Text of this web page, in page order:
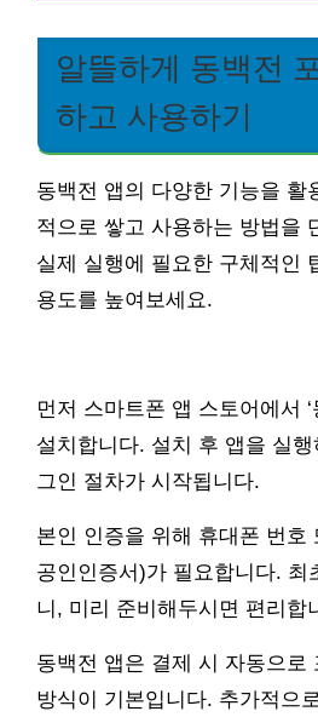
알뜰하게 동백전
하고 사용하기
동백전 앱의 다양한 기능을 활
적으로 쌓고 사용하는 방법을
실제 실행에 필요한 구체적인
용도를 높여보세요.
먼저 스마트폰 앱 스토어에서 ‘
설치합니다. 설치 후 앱을 실
그인 절차가 시작됩니다.
본인 인증을 위해 휴대폰 번호
공인인증서)가 필요합니다. 최
니, 미리 준비해두시면 편리합
동백전 앱은 결제 시 자동으로
방식이 기본입니다. 추가적으